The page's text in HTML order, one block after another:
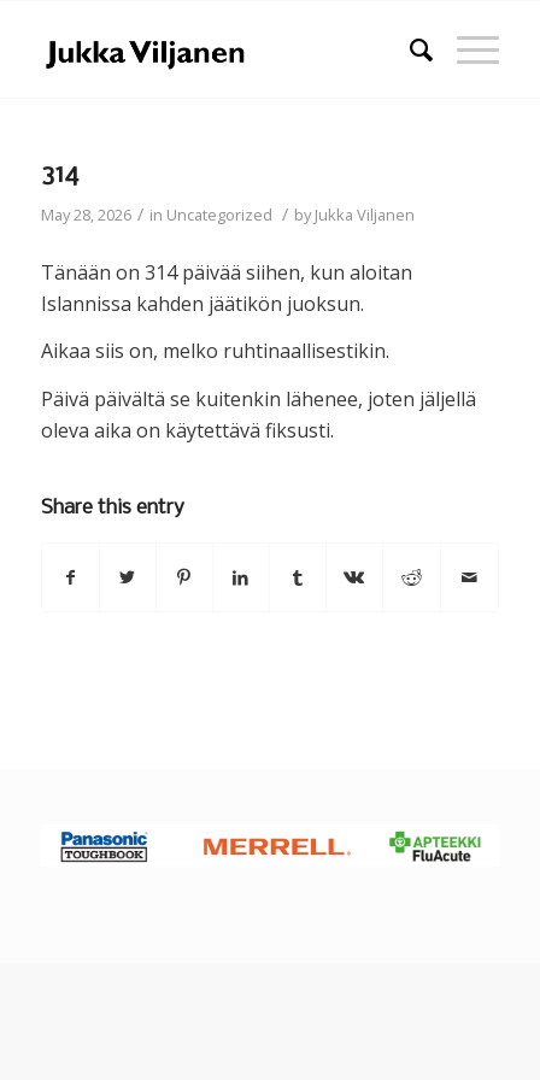
314
May 28, 2026 / in Uncategorized / byJukka Viljanen
Tänään on 314 päivää siihen, kun aloitan
Islannissa kahden jäätikön juoksun.
Aikaa siis on, melko ruhtinaallisestikin.
Päivä päivältä se kuitenkin lähenee, joten jäljellä
oleva aika on käytettävä fiksusti.
Share this entry